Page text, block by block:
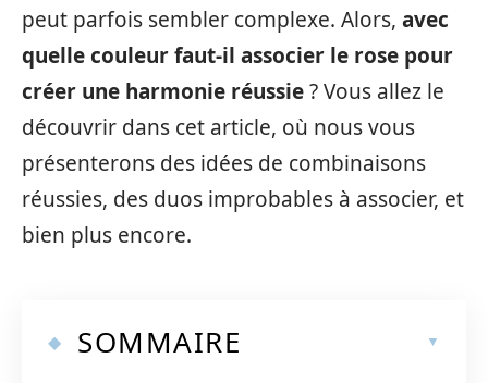
peut parfois sembler complexe. Alors, avec
quelle couleur faut-il associer le rose pour
créer une harmonie réussie? Vous allez le
découvrir dans cet article, où nous vous
présenterons des idées de combinaisons
réussies, des duos improbables à associer, et
bien plus encore.
SOMMAIRE